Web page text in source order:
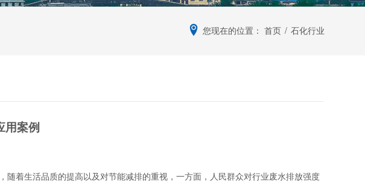
您现在的位置： 首页 / 石化行业
用案例
着生活品质的提高以及对节能减排的重视，一方面，人民群众对行业废水排放强度